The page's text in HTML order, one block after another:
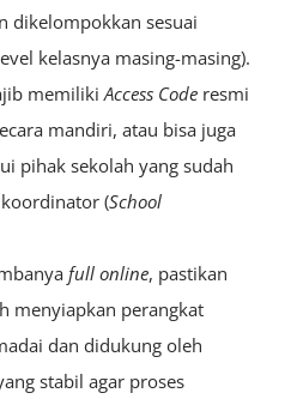
dikelompokkan sesuai
kelasnya masing-masing).
memiliki Access Code resmi
mandiri, atau bisa juga
pihak sekolah yang sudah
(School
full online, pastikan
menyiapkan perangkat
dan didukung oleh
stabil agar proses